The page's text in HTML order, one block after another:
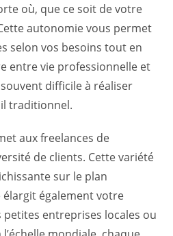
où, que ce soit de votre
autonomie vous permet
selon vos besoins tout en
entre vie professionnelle et
difficile à réaliser
traditionnel.
aux freelances de
de clients. Cette variété
sur le plan
également votre
petites entreprises locales ou